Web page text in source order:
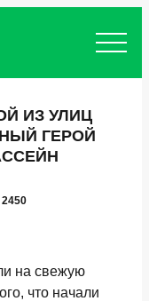
ИЗ УЛИЦ
ГЕРОЙ
2450
на свежую
что начали